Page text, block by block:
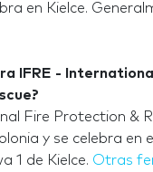
en Kielce.
IFRE -
Fire Protection &
y se celebra en
1 de Kielce. Otras